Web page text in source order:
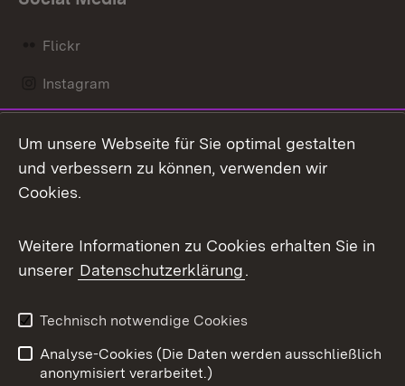
Flickr
Instagram
Mastodon
Messenger
Social Wall
X / Twitter
Youtube
Um unsere Webseite für Sie optimal gestalten
und verbessern zu können, verwenden wir
Cookies.
Weitere Informationen zu Cookies erhalten Sie in
unserer Datenschutzerklärung.
Technisch notwendige Cookies
Analyse-Cookies (Die Daten werden ausschließlich
anonymisiert verarbeitet.)